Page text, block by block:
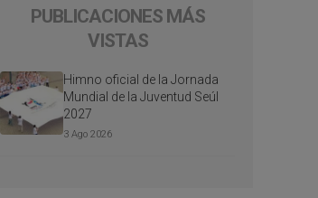
PUBLICACIONES MÁS
VISTAS
Himno oficial de la Jornada
Mundial de la Juventud Seúl
2027
3 Ago 2026